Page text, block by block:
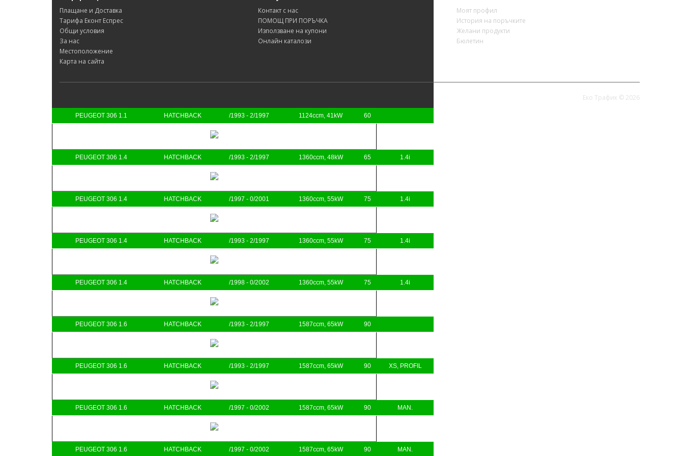
Плащане и Доставка
Тарифа Еконт Еспрес
Общи условия
За нас
Местоположение
Карта на сайта
Контакт с нас
ПОМОЩ ПРИ ПОРЪЧКА
Използване на купони
Онлайн каталози
Моят профил
История на поръчките
Желани продукти
Бюлетин
Еко Трафик © 2026
PEUGEOT 306 1.1 HATCHBACK /1993 - 2/1997 1124ccm, 41kW 60
PEUGEOT 306 1.4 HATCHBACK /1993 - 2/1997 1360ccm, 48kW 65 1.4i
PEUGEOT 306 1.4 HATCHBACK /1997 - 0/2001 1360ccm, 55kW 75 1.4i
PEUGEOT 306 1.4 HATCHBACK /1993 - 2/1997 1360ccm, 55kW 75 1.4i
PEUGEOT 306 1.4 HATCHBACK /1998 - 0/2002 1360ccm, 55kW 75 1.4i
PEUGEOT 306 1.6 HATCHBACK /1993 - 2/1997 1587ccm, 65kW 90
PEUGEOT 306 1.6 HATCHBACK /1993 - 2/1997 1587ccm, 65kW 90 XS, PROFIL
PEUGEOT 306 1.6 HATCHBACK /1997 - 0/2002 1587ccm, 65kW 90 MAN.
PEUGEOT 306 1.6 HATCHBACK /1997 - 0/2002 1587ccm, 65kW 90 MAN.